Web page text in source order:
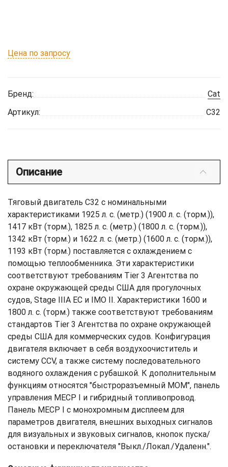
Цена по запросу
Бренд:
Cat
Артикул:
C32
Описание
Тяговый двигатель C32 с номинальными
характеристиками 1925 л. с. (метр.) (1900 л. с. (торм.)),
1417 кВт (торм.), 1825 л. с. (метр.) (1800 л. с. (торм.)),
1342 кВт (торм.) и 1622 л. с. (метр.) (1600 л. с. (торм.)),
1193 кВт (торм.) поставляется с охлаждением с
помощью теплообменника. Эти характеристики
соответствуют требованиям Tier 3 Агентства по
охране окружающей среды США для прогулочных
судов, Stage IIIA ЕС и IMO II. Характеристики 1600 и
1800 л. с. (торм.) также соответствуют требованиям
стандартов Tier 3 Агентства по охране окружающей
среды США для коммерческих судов. Конфигурация
двигателя включает в себя воздухоочиститель и
систему CCV, а также систему последовательного
водяного охлаждения с рубашкой. К дополнительным
функциям относятся "быстроразъемный МОМ", панель
управления MECP I и гибридный топливопровод.
Панель MECP I с монохромным дисплеем для
параметров двигателя, внешних выходных сигналов
для визуальных и звуковых сигналов, кнопок пуска/
остановки и переключателя "Выкл./Локал./Удаленн.".